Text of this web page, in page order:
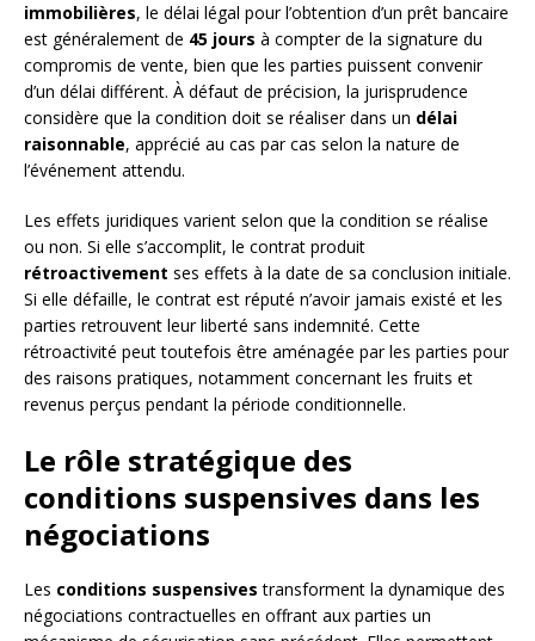
immobilières, le délai légal pour l’obtention d’un prêt bancaire
est généralement de 45 jours à compter de la signature du
compromis de vente, bien que les parties puissent convenir
d’un délai différent. À défaut de précision, la jurisprudence
considère que la condition doit se réaliser dans un délai
raisonnable, apprécié au cas par cas selon la nature de
l’événement attendu.
Les effets juridiques varient selon que la condition se réalise
ou non. Si elle s’accomplit, le contrat produit
rétroactivement ses effets à la date de sa conclusion initiale.
Si elle défaille, le contrat est réputé n’avoir jamais existé et les
parties retrouvent leur liberté sans indemnité. Cette
rétroactivité peut toutefois être aménagée par les parties pour
des raisons pratiques, notamment concernant les fruits et
revenus perçus pendant la période conditionnelle.
Le rôle stratégique des
conditions suspensives dans les
négociations
Les conditions suspensives transforment la dynamique des
négociations contractuelles en offrant aux parties un